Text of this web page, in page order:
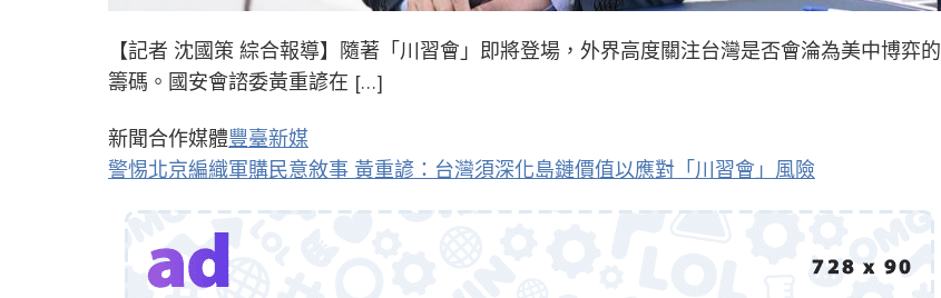
【記者 沈國策 綜合報導】隨著「川習會」即將登場，外界高度關注台灣是否會淪為美中博弈的
籌碼。國安會諮委黃重諺在 […]
新聞合作媒體豐臺新媒
警惕北京編織軍購民意敘事 黃重諺：台灣須深化島鏈價值以應對「川習會」風險